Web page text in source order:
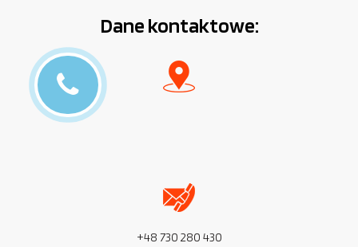
Dane kontaktowe:
+48 730 280 430